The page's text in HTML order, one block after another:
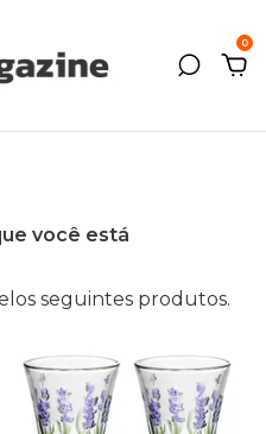
0
você está
seguintes produtos.